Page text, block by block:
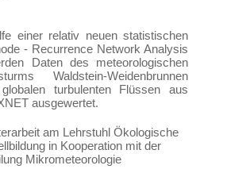
einer relativ neuen statistischen
- Recurrence Network Analysis
Daten des meteorologischen
Waldstein-Weidenbrunnen
turbulenten Flüssen aus
ausgewertet.
am Lehrstuhl Ökologische
in Kooperation mit der
Mikrometeorologie